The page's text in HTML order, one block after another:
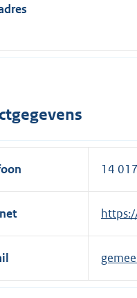
14
E
x
e
r